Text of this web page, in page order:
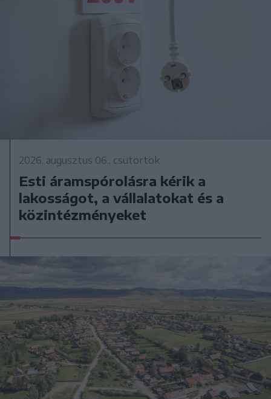
2026. augusztus 06., csütörtök
Esti áramspórolásra kérik a
lakosságot, a vállalatokat és a
közintézményeket